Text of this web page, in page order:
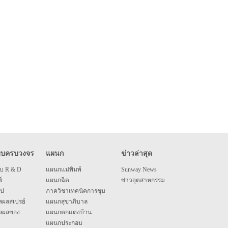
ครบวงจร
R & D
ลสเปรย์
ผลของ
แผนก
แผนกแม่พิมพ์
แผนกฉีด
ภาควิชาเทคนิคการชุบ
แผนกสุขาภิบาล
แผนกตกแต่งบ้าน
แผนกประกอบ
ข่าวล่าสุด
Sunway News
ข่าวอุตสาหกรรม